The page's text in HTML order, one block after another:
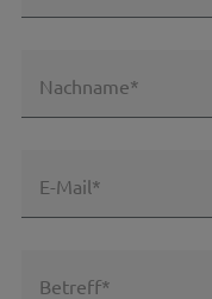
Nachname*
E-Mail*
Betreff*